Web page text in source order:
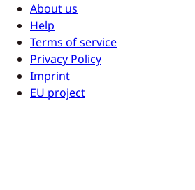
About us
Help
Terms of service
Privacy Policy
Imprint
EU project